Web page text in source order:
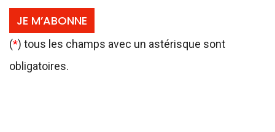
(*) tous les champs avec un astérisque sont
obligatoires.